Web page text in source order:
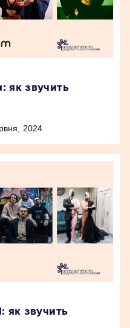
як звучить
2024
як звучить